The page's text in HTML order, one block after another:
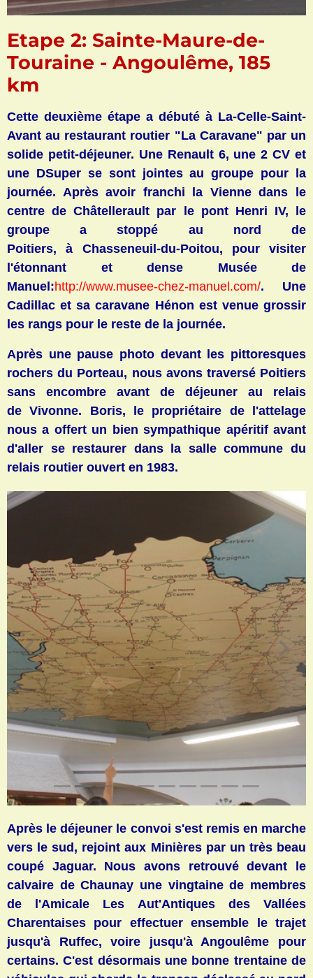
Etape 2: Sainte-Maure-de-
Touraine - Angoulême, 185
km
Cette deuxième étape a débuté à La-Celle-Saint-
Avant au restaurant routier "La Caravane" par un
solide petit-déjeuner. Une Renault 6, une 2 CV et
une DSuper se sont jointes au groupe pour la
journée. Après avoir franchi la Vienne dans le
centre deChâtellerault par le pont Henri IV, le
groupe a stoppé au nord de
Poitiers, à Chasseneuil-du-Poitou, pour visiter
l'étonnant et dense Musée de
Manuel:http://www.musee-chez-manuel.com/. Une
Cadillac et sa caravane Hénon est venue grossir
les rangs pour le reste de la journée.
Après une pause photo devant les pittoresques
rochers du Porteau, nous avons traversé Poitiers
sans encombre avant de déjeuner au relais
de Vivonne. Boris, le propriétaire de l'attelage
nous a offert un bien sympathique apéritif avant
d'aller se restaurer dans la salle commune du
relais routier ouvert en 1983.
Après le déjeuner le convoi s'est remis en marche
vers le sud, rejoint aux Minières par un très beau
coupé Jaguar. Nous avons retrouvé devant le
calvaire de Chaunay une vingtaine de membres
de l'Amicale Les Aut'Antiques des Vallées
Charentaises pour effectuer ensemble le trajet
jusqu'à Ruffec, voire jusqu'à Angoulême pour
certains. C'est désormais une bonne trentaine de